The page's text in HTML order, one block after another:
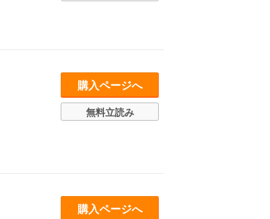
購入ページへ
無料立読み
購入ページへ